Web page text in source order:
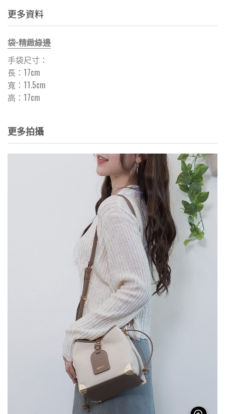
更多資料
袋-精緻綠邊
手袋尺寸：
長：17cm
寬：11.5cm
高：17cm
更多拍攝